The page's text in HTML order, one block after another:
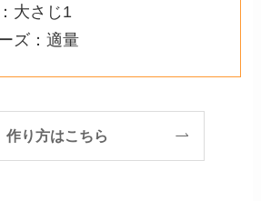
大さじ1
ズ：適量
作り方はこちら